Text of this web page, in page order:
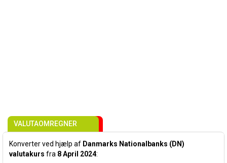
VALUTAOMREGNER
Konverter ved hjælp af Danmarks Nationalbanks (DN)
valutakurs fra 8 April 2024: